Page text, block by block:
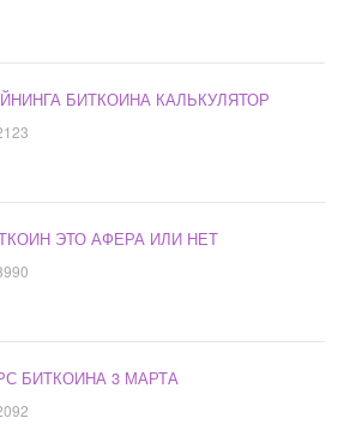
БИТКОИНА КАЛЬКУЛЯТОР
ЭТО АФЕРА ИЛИ НЕТ
БИТКОИНА 3 МАРТА